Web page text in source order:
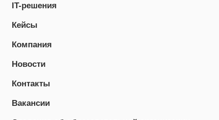
IT-решения
Кейсы
Компания
Новости
Контакты
Вакансии